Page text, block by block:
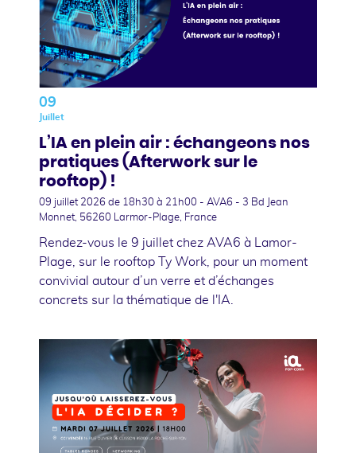
09
Juillet
L’IA en plein air : échangeons nos
pratiques (Afterwork sur le
rooftop) !
09 juillet 2026 de 18h30 à 21h00 - AVA6 - 3 Bd Jean
Monnet, 56260 Larmor-Plage, France
Rendez-vous le 9 juillet chez AVA6 à Lamor-
Plage, sur le rooftop Ty Work, pour un moment
convivial autour d’un verre et d’échanges
concrets sur la thématique de l'IA.